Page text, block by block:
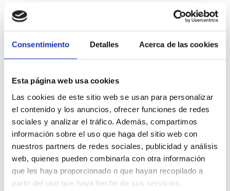
Consentimiento Detalles Acerca de las cookies
Esta página web usa cookies
Las cookies de este sitio web se usan para personalizar
el contenido y los anuncios, ofrecer funciones de redes
sociales y analizar el tráfico. Además, compartimos
información sobre el uso que haga del sitio web con
nuestros partners de redes sociales, publicidad y análisis
web, quienes pueden combinarla con otra información
que les haya proporcionado o que hayan recopilado a
partir del uso que haya hecho de sus servicios.
Asimismo, el campamento supone un valiososervicio
de respiro para las familias
, que pueden disponer de
tiempo para el descanso o la conciliación, con la
tranquilidad de saber que sus hijos e hijas se encuentran
en un entorno seguro y estimulante.
Información e inscripciones
Las familias interesadas pueden solicitar más
información o realizar la inscripción a través del correo
electrónico: info@asociacioneonia.es
Campamento de Verano Eonia
es mucho más que
unas vacaciones: es una experiencia de crecimiento,
convivencia y diversión en un entorno natural
incomparable.